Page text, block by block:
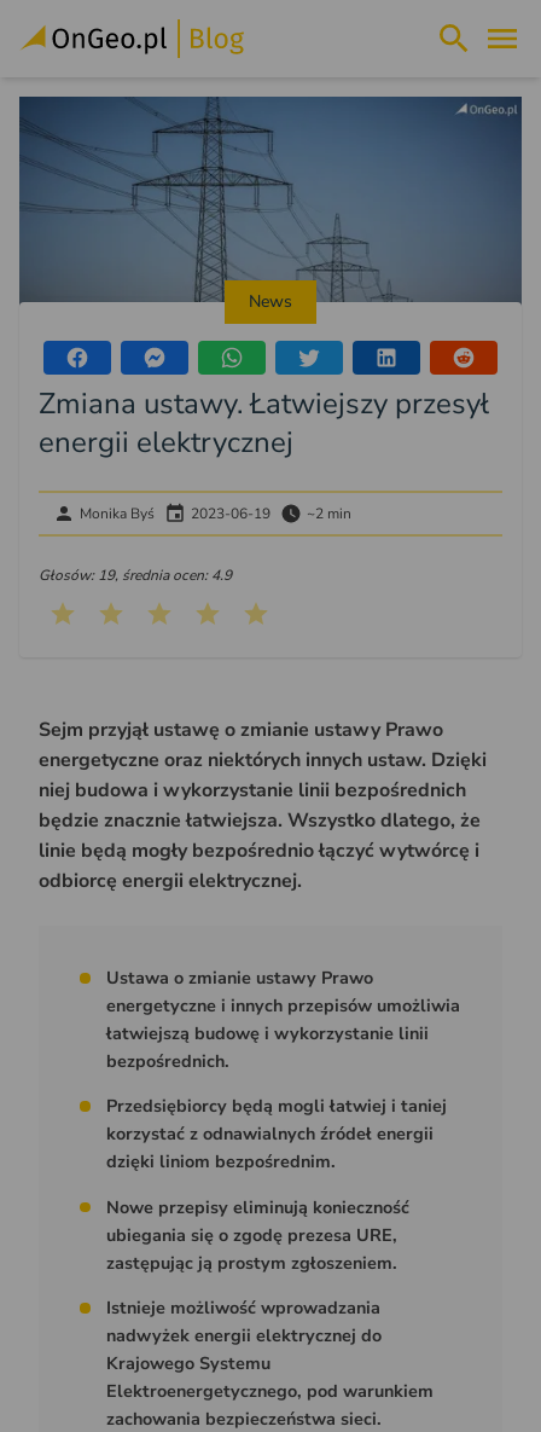
News
Zmiana ustawy. Łatwiejszy przesył
energii elektrycznej
Monika Byś 2023-06-19 ~2 min
Głosów: 19, średnia ocen: 4.9
Sejm przyjął ustawę o zmianie ustawy Prawo
energetyczne oraz niektórych innych ustaw. Dzięki
niej budowa i wykorzystanie linii bezpośrednich
będzie znacznie łatwiejsza. Wszystko dlatego, że
linie będą mogły bezpośrednio łączyć wytwórcę i
odbiorcę energii elektrycznej.
Ustawa o zmianie ustawy Prawo
energetyczne i innych przepisów umożliwia
łatwiejszą budowę i wykorzystanie linii
bezpośrednich.
Przedsiębiorcy będą mogli łatwiej i taniej
korzystać z odnawialnych źródeł energii
dzięki liniom bezpośrednim.
Nowe przepisy eliminują konieczność
ubiegania się o zgodę prezesa URE,
zastępując ją prostym zgłoszeniem.
Istnieje możliwość wprowadzania
nadwyżek energii elektrycznej do
Krajowego Systemu
Elektroenergetycznego, pod warunkiem
zachowania bezpieczeństwa sieci.